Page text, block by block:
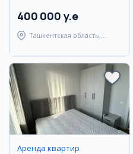
400 000 y.e
Ташкентская область,
Аренда квартир